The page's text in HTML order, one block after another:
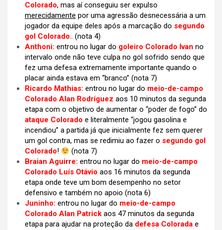
Colorado, mas aí conseguiu ser expulso
merecidamente por uma agressão desnecessária a um
jogador da equipe deles após a marcação do segundo
gol Colorado.. (nota 4)
Anthoni: entrou no lugar do goleiro Colorado Ivan no
intervalo onde não teve culpa no gol sofrido sendo que
fez uma defesa extremamente importante quando o
placar ainda estava em “branco” (nota 7)
Ricardo Mathias: entrou no lugar do meio-de-campo
Colorado Alan Rodríguez aos 10 minutos da segunda
etapa com o objetivo de aumentar o “poder de fogo” do
ataque Colorado e literalmente “jogou gasolina e
incendiou” a partida já que inicialmente fez sem querer
um gol contra, mas se redimiu ao fazer o segundo gol
Colorado!
(nota 7)
Braian Aguirre: entrou no lugar do meio-de-campo
Colorado Luís Otávio aos 16 minutos da segunda
etapa onde teve um bom desempenho no setor
defensivo e também no apoio (nota 6)
Juninho: entrou no lugar do meio-de-campo
Colorado Alan Patrick aos 47 minutos da segunda
etapa para ajudar na proteção da defesa Colorada e